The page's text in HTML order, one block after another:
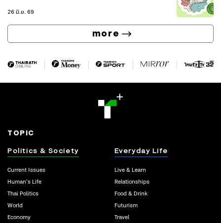
26 มิ.ย. 69
more
TOPIC
Politics & Society
Current Issues
Human’s Life
Thai Politics
World
Economy
Everyday Life
Live & Learn
Relationships
Food & Drink
Futurism
Travel